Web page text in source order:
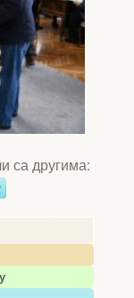
са другима: